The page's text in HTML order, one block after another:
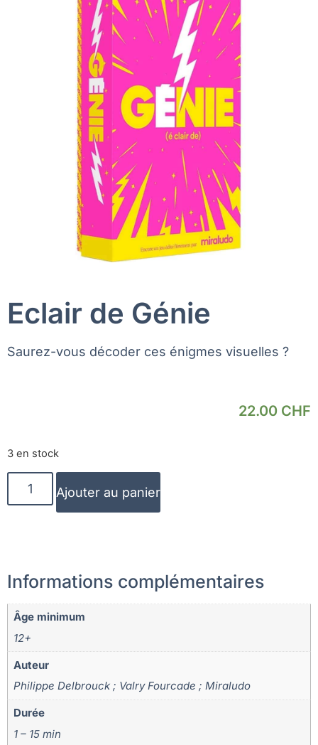
Eclair de Génie
Saurez-vous décoder ces énigmes visuelles ?
22.00 CHF
3 en stock
Ajouter au panier
Informations complémentaires
Âge minimum
12+
Auteur
Philippe Delbrouck ; Valry Fourcade ; Miraludo
Durée
1 – 15 min